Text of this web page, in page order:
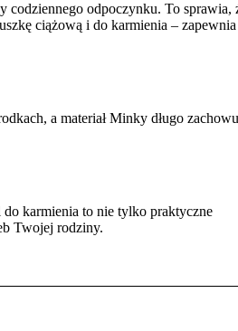
codziennego odpoczynku. To sprawia,
ciążową i do karmienia – zapewnia
a materiał Minky długo
karmienia to nie tylko praktyczne
Twojej rodziny.